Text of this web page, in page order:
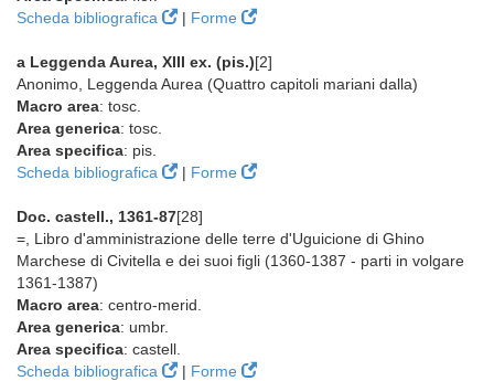
Scheda bibliografica
| Forme
a Leggenda Aurea, XIII ex. (pis.)[2]
Anonimo, Leggenda Aurea (Quattro capitoli mariani dalla)
Macro area: tosc.
Area generica: tosc.
Area specifica: pis.
Scheda bibliografica
| Forme
Doc. castell., 1361-87[28]
=, Libro d'amministrazione delle terre d'Uguicione di Ghino
Marchese di Civitella e dei suoi figli (1360-1387 - parti in volgare
1361-1387)
Macro area: centro-merid.
Area generica: umbr.
Area specifica: castell.
Scheda bibliografica
| Forme